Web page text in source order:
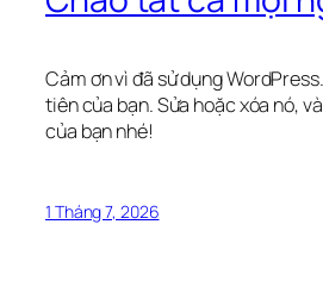
Cảm ơn vì đã sử dụng
tiên của bạn. Sửa hoặc xóa nó,
của bạn nhé!
1 Tháng 7, 2026